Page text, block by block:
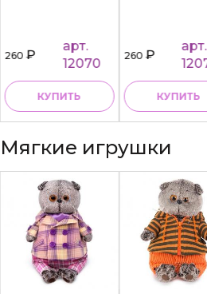
260₽
арт.
12070
КУПИТЬ
260₽
арт.
КУПИТЬ
Мягкие игрушки